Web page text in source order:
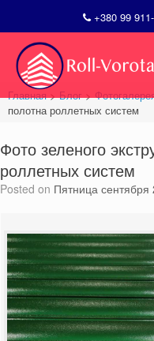
+380 99
content
Главная>Блог>
полотна роллетных систем
Фото зеленого
роллетных систем
Posted on Пятница сентября